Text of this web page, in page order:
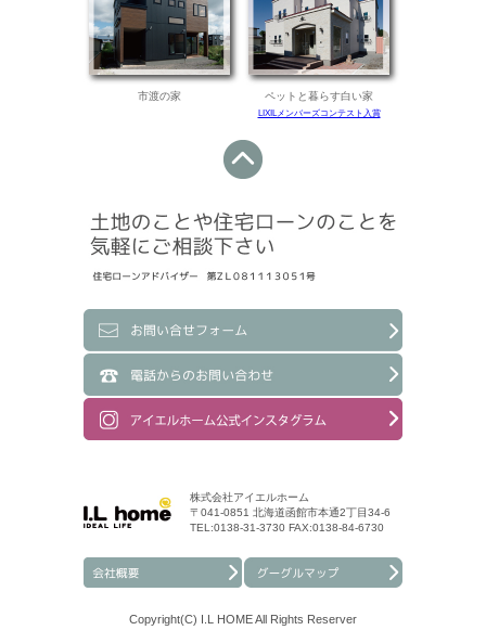
市渡の家 ペットと暮らす白い家
LIXILメンバーズコンテスト入賞
株式会社アイエルホーム
〒041-0851 北海道函館市本通2丁目34-6
TEL:0138-31-3730 FAX:0138-84-6730
Copyright(C) I.L HOME All Rights Reserver